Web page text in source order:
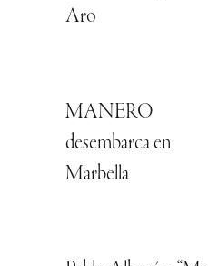
Aro
MANERO
desembarca en
Marbella